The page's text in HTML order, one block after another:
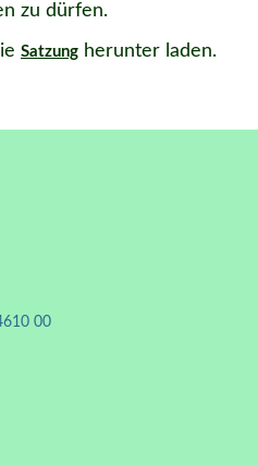
zu dürfen.
Satzung herunter laden.
00